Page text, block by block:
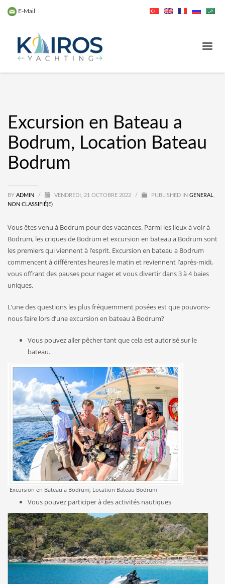
E-Mail
Excursion en Bateau a
Bodrum, Location Bateau
Bodrum
BY ADMIN / VENDREDI, 21 OCTOBRE 2022 / PUBLISHED IN GENERAL
NON CLASSIFIÉ(E)
Vous êtes venu à Bodrum pour des vacances. Parmi les lieux à voir à
Bodrum, les criques de Bodrum et excursion en bateau a Bodrum sont
les premiers qui viennent à l’esprit. Excursion en bateau a Bodrum
commencent à différentes heures le matin et reviennent l’après-midi,
vous offrant des pauses pour nager et vous divertir dans 3 à 4 baies
uniques.
L’une des questions les plus fréquemment posées est que pouvons-
nous faire lors d’une excursion en bateau à Bodrum?
Vous pouvez aller pêcher tant que cela est autorisé sur le
bateau.
Excursion en Bateau a Bodrum, Location Bateau Bodrum
Vous pouvez participer à des activités nautiques